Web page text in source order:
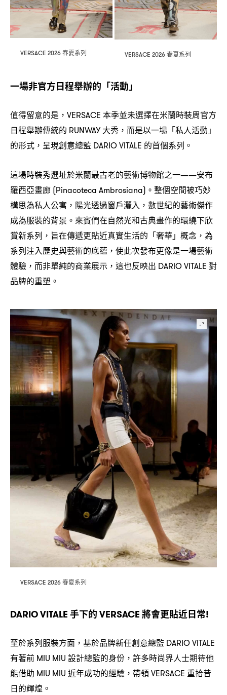
VERSACE 2026春夏系列 VERSACE 2026春夏系列
一場非官方日程舉辦的「活動」
值得留意的是 ，VERSACE 本季並未選擇在米蘭時裝周官方
日程舉辦傳統的 RUNWAY大秀 ， 而是以一場「私人活動」
的形式 ， 呈現創意總監 DARIO VITALE 的首個系列。
這場時裝秀選址於米蘭最古老的藝術博物館之一——安布
羅西亞畫廊 (Pinacoteca Ambrosiana) 。整個空間被巧妙
構思為私人公寓 ， 陽光透過窗戶灑入 ， 數世紀的藝術傑作
成為服裝的背景。來賓們在自然光和古典畫作的環繞下欣
賞新系列 ， 旨在傳遞更貼近真實生活的「奢華」概念 ， 為
系列注入歷史與藝術的底蘊 ， 使此次發布更像是一場藝術
體驗 ， 而非單純的商業展示 ， 這也反映出 DARIO VITALE 對
品牌的重塑。
VERSACE 2026春夏系列
DARIO VITALE手下的VERSACE將會更貼近日常!
至於系列服裝方面 ， 基於品牌新任創意總監 DARIO VITALE
有著前 MIU MIU 設計總監的身份 ， 許多時尚界人士期待他
能借助 MIU MIU 近年成功的經驗 ， 帶領VERSACE 重拾昔
日的輝煌。